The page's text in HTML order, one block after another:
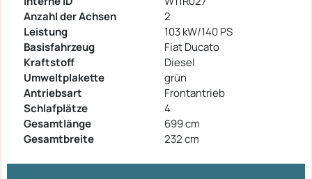
Anzahl der Achsen
2
Leistung
103 kW/140 PS
Basisfahrzeug
Fiat Ducato
Kraftstoff
Diesel
Umweltplakette
grün
Antriebsart
Frontantrieb
Schlafplätze
4
Gesamtlänge
699 cm
Gesamtbreite
232 cm